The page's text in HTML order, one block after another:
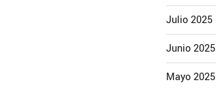
Julio 2025
Junio 2025
Mayo 2025